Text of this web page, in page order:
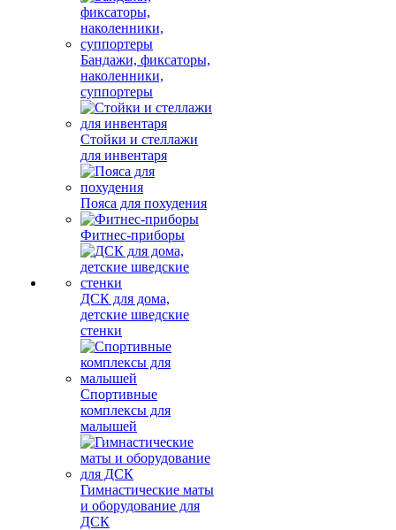
Бандажи, фиксаторы,
наколенники,
суппортеры
Стойки и стеллажи
для инвентаря
Пояса для похудения
Фитнес-приборы
ДСК для дома,
детские шведские
стенки
Спортивные
комплексы для
малышей
Гимнастические маты
и оборудование для
ДСК